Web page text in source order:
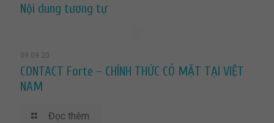
Nội dung tương tự
09.09.20
CONTACT Forte – CHÍNH THỨC CÓ MẶT TẠI VIỆT
NAM
Đọc thêm